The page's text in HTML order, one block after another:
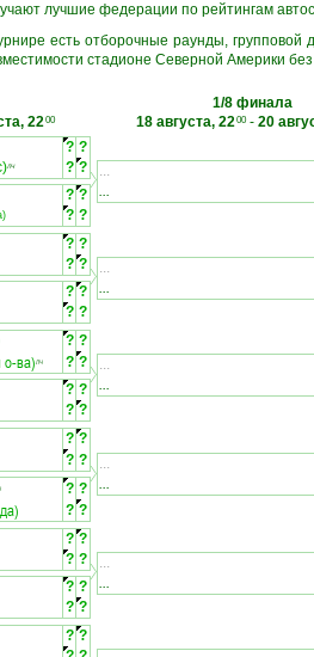
лучшие федерации по рейтингам
есть отборочные раунды,
стадионе Северной Америки
2200
1/8 финала
18 августа, 2200- 20
? ?
ЛЧ ? ?
? ?
? ?
...
...
? ?
? ?
? ?
? ?
...
...
? ?
ва)ЛЧ ? ?
? ?
? ?
...
...
? ?
? ?
? ?
? ?
...
...
? ?
? ?
? ?
? ?
...
...
? ?